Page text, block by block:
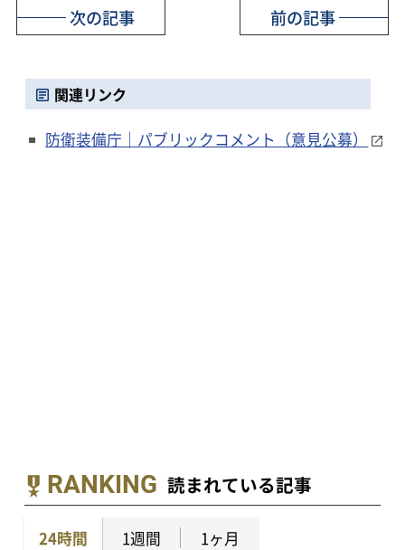
前の記事
次の記事
関連リンク
防衛装備庁｜パブリックコメント（意見公募）
RANKING 読まれている記事
24時間 1週間 1ヶ月